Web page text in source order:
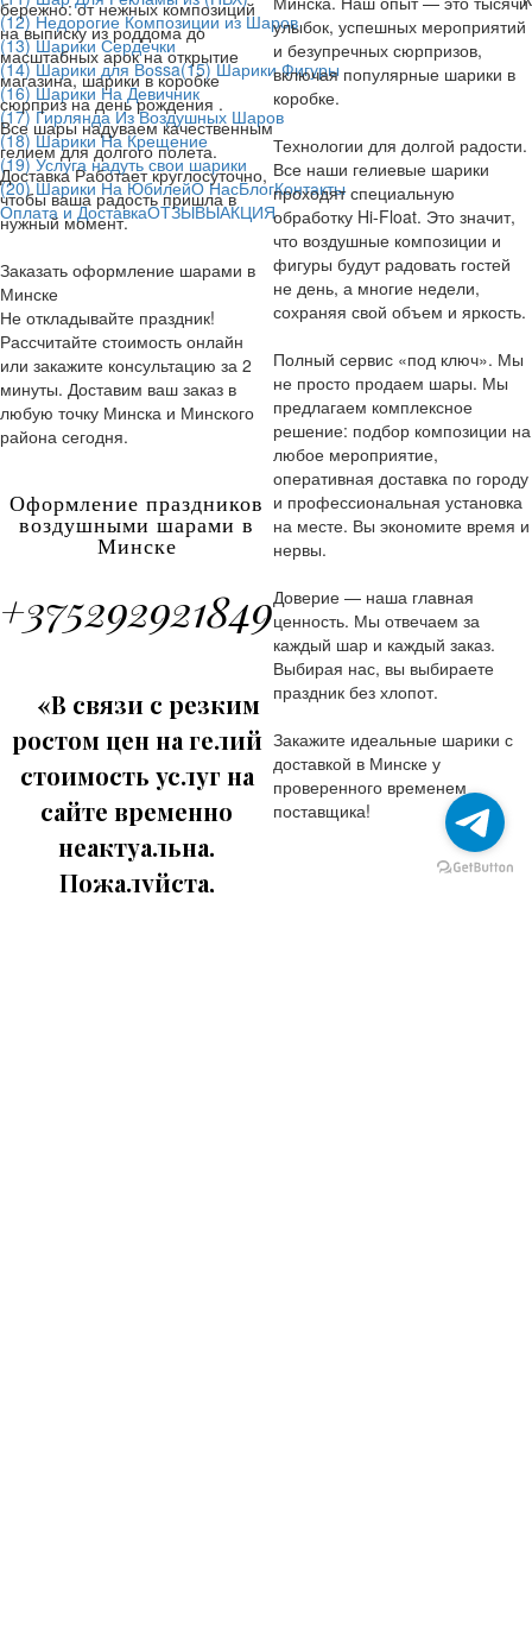
(12) Недорогие Композиции из Шаров
(13) Шарики Сердечки
(14) Шарики для Воssa(15) Шарики Фигуры
(16) Шарики На Девичник
(17) Гирлянда Из Воздушных Шаров
(18) Шарики На Крещение
(19) Услуга надуть свои шарики
(20) Шарики На ЮбилейО НасБлогКонтакты
Оплата и ДоставкаОТЗЫВЫАКЦИЯ
бережно: от нежных композиций
на выписку из роддома до
масштабных арок на открытие
магазина, шарики в коробке
сюрприз на день рождения .
Все шары надуваем качественным
гелием для долгого полета.
Доставка Работает круглосуточно,
чтобы ваша радость пришла в
нужный момент.
Заказать оформление шарами в
Минске
Не откладывайте праздник!
Рассчитайте стоимость онлайн
или закажите консультацию за 2
минуты. Доставим ваш заказ в
любую точку Минска и Минского
района сегодня.
Оформление праздников
воздушными шарами в
Минске
+375292921849
«В связи с резким
ростом цен на гелий
стоимость услуг на
сайте временно
неактуальна.
Пожалуйста,
улыбок, успешных мероприятий
и безупречных сюрпризов,
включая популярные шарики в
коробке.
Технологии для долгой радости.
Все наши гелиевые шарики
проходят специальную
обработку Hi-Float. Это значит,
что воздушные композиции и
фигуры будут радовать гостей
не день, а многие недели,
сохраняя свой объем и яркость.
Полный сервис «под ключ». Мы
не просто продаем шары. Мы
предлагаем комплексное
решение: подбор композиции на
любое мероприятие,
оперативная доставка по городу
и профессиональная установка
на месте. Вы экономите время и
нервы.
Доверие — наша главная
ценность. Мы отвечаем за
каждый шар и каждый заказ.
Выбирая нас, вы выбираете
праздник без хлопот.
Закажите идеальные шарики с
доставкой в Минске у
проверенного временем
поставщика!